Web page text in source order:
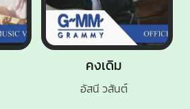
คงเดิม
อัสนี วสันต์